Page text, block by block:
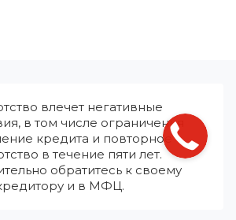
влечет негативные
в том числе ограничения
кредита и повторное
в течение пяти лет.
обратитесь к своему
и в МФЦ.